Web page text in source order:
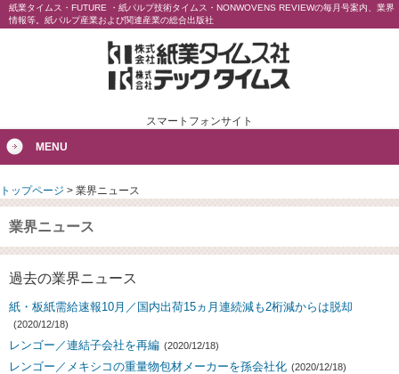
紙業タイムス・FUTURE ・紙パルプ技術タイムス・NONWOVENS REVIEWの毎月号案内、業界
情報等。紙パルプ産業および関連産業の総合出版社
スマートフォンサイト
MENU
トップページ > 業界ニュース
業界ニュース
過去の業界ニュース
紙・板紙需給速報10月／国内出荷15ヵ月連続減も2桁減からは脱却
(2020/12/18)
レンゴー／連結子会社を再編 (2020/12/18)
レンゴー／メキシコの重量物包材メーカーを孫会社化 (2020/12/18)